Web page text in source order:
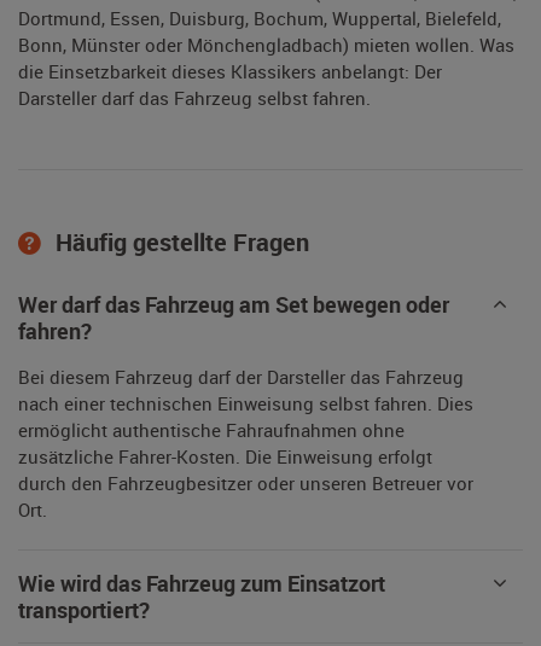
Dortmund, Essen, Duisburg, Bochum, Wuppertal, Bielefeld,
Bonn, Münster oder Mönchengladbach) mieten wollen. Was
die Einsetzbarkeit dieses Klassikers anbelangt: Der
Darsteller darf das Fahrzeug selbst fahren.
Häufig gestellte Fragen
Wer darf das Fahrzeug am Set bewegen oder
fahren?
Bei diesem Fahrzeug darf der Darsteller das Fahrzeug
nach einer technischen Einweisung selbst fahren. Dies
ermöglicht authentische Fahraufnahmen ohne
zusätzliche Fahrer-Kosten. Die Einweisung erfolgt
durch den Fahrzeugbesitzer oder unseren Betreuer vor
Ort.
Wie wird das Fahrzeug zum Einsatzort
transportiert?